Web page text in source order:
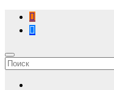
Перейти
содержимому